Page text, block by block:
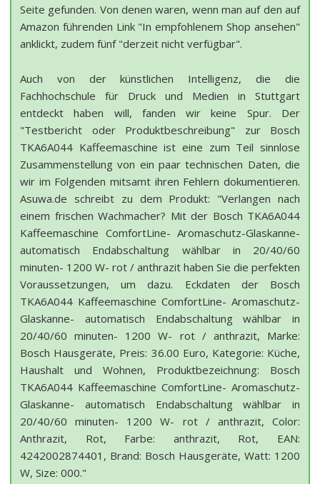
Seite gefunden. Von denen waren, wenn man auf den auf
Amazon führenden Link "In empfohlenem Shop ansehen"
anklickt, zudem fünf "derzeit nicht verfügbar".
Auch von der künstlichen Intelligenz, die die
Fachhochschule für Druck und Medien in Stuttgart
entdeckt haben will, fanden wir keine Spur. Der
"Testbericht oder Produktbeschreibung" zur Bosch
TKA6A044 Kaffeemaschine ist eine zum Teil sinnlose
Zusammenstellung von ein paar technischen Daten, die
wir im Folgenden mitsamt ihren Fehlern dokumentieren.
Asuwa.de schreibt zu dem Produkt: "Verlangen nach
einem frischen Wachmacher? Mit der Bosch TKA6A044
Kaffeemaschine ComfortLine- Aromaschutz-Glaskanne-
automatisch Endabschaltung wählbar in 20/40/60
minuten- 1200 W- rot / anthrazit haben Sie die perfekten
Voraussetzungen, um dazu. Eckdaten der Bosch
TKA6A044 Kaffeemaschine ComfortLine- Aromaschutz-
Glaskanne- automatisch Endabschaltung wählbar in
20/40/60 minuten- 1200 W- rot / anthrazit, Marke:
Bosch Hausgeräte, Preis: 36.00 Euro, Kategorie: Küche,
Haushalt und Wohnen, Produktbezeichnung: Bosch
TKA6A044 Kaffeemaschine ComfortLine- Aromaschutz-
Glaskanne- automatisch Endabschaltung wählbar in
20/40/60 minuten- 1200 W- rot / anthrazit, Color:
Anthrazit, Rot, Farbe: anthrazit, Rot, EAN:
4242002874401, Brand: Bosch Hausgeräte, Watt: 1200
W, Size: 000."